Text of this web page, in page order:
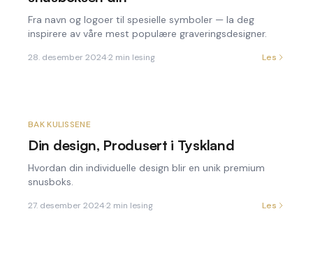
Fra navn og logoer til spesielle symboler — la deg
inspirere av våre mest populære graveringsdesigner.
28. desember 2024·2 min lesing Les
BAK KULISSENE
Din design, Produsert i Tyskland
Hvordan din individuelle design blir en unik premium
snusboks.
27. desember 2024·2 min lesing Les